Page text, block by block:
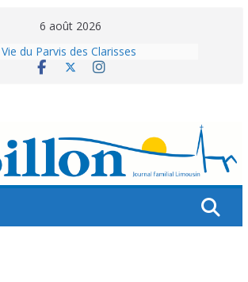
6 août 2026
Vie du Parvis des Clarisses
La brochure « Des vacances
Splendeurs murales de nos églises
Abonnez-vous ! Réabonnez-vous !